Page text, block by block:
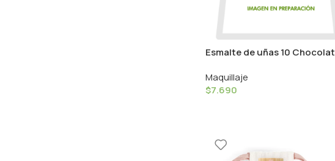
Esmalte de uñas 10 Chocolat
Maquillaje
$7.690